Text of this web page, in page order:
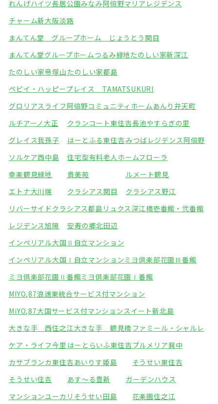
れんげハイツ長居公園みなみ阿倍野マリアレジデンス
チャーム新大阪淡路
まんてん堂 グループホーム じょうとう関目
まんてん堂グループホームつるみ緑地たのしい家新深江
たのしい家帝塚山 たのしい家都島
ペピイ・ハッピープレイス TAMATSUKURI
グロリアスライフ阿倍野コミュニティホームあんり弁天町
ルチアーノ大正
クランコート東住吉長池やすらぎの里
グレイス我孫子
はーとふる東住吉 みつばレジデンス阿倍野
ソルケア西中島
住宅型有料老人ホームフローラ
幸楽鶴見緑地
貴美苑
ルメート鶴見
エトナ大川端
クラシアス関目
クラシアス野江
リバーサイドクラシアス都島 リュクス深江橋壱番館・弐番館
レジデンス旭陽
安寿の郷北田辺
インペリアル大国Ⅱ自立マンション
インペリアル大国Ⅰ自立マンションミヨ倶楽部花園Ⅲ番館
ミヨ倶楽部花園Ⅱ番館ミヨ倶楽部花園Ⅰ番館
MIYO,87浪速東統合サービス付マンション
MiYO,87大国サービス付マンションスイート新北島
大きな手 西住之江大きな手 鶴見橋 ファミール・シャルレ
ケア・ライフ今里 はーとらいふ東住吉プルメリア巽中
カサブランカ東住吉 あいりす姫島
そうせい東住吉
そうせい住吉
あす～る豊新
ガーデンハウス
マンションユーカリ そうせい田島
花楽園住之江